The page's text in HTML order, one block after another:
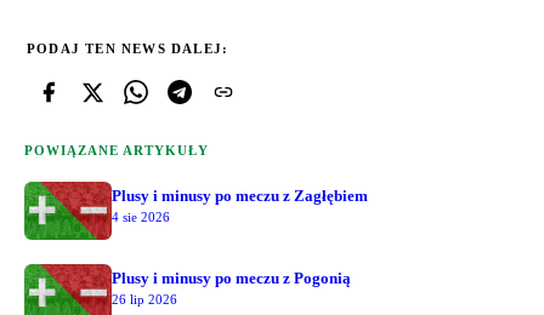
PODAJ TEN NEWS DALEJ:
POWIĄZANE ARTYKUŁY
Plusy i minusy po meczu z Zagłębiem
4 sie 2026
Plusy i minusy po meczu z Pogonią
26 lip 2026